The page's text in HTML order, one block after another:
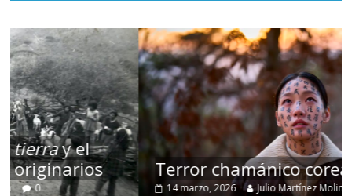
Terror chamánico coreano
14 marzo, 2026 Julio Martínez Molina 0